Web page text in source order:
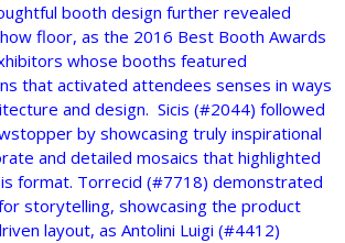
booth design further revealed
floor, as the 2016 Best Booth Awards
whose booths featured
that activated attendees senses in ways
and design. Sicis (#2044) followed
by showcasing truly inspirational
and detailed mosaics that highlighted
format. Torrecid (#7718) demonstrated
storytelling, showcasing the product
layout, as Antolini Luigi (#4412)